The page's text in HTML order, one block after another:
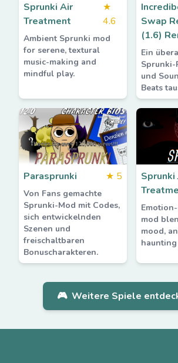
Sprunki Air
Treatment
★
4.6
Ambient Sprunki mod
for serene, textural
music-making and
mindful play.
Swap
(1.6)
Ein
Sprunki-
und
Beats
Parasprunki ★ 5
Von Fans gemachte
Sprunki-Mod mit Codes,
sich entwickelnden
Szenen und
freischaltbaren
Bonuscharakteren.
Sprunki
mod
mood,
🎮 Weitere Spiele